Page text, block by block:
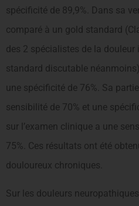
spécificité de 89,9%. Dans sa
comparé à un gold standard
des 2 spécialistes de la
standard discutable
une spécificité de 76%. Sa
sensibilité de 70% et une
sur l’examen clinique a une
75%. Ces résultats ont été
douloureux chroniques.
Sur les douleurs